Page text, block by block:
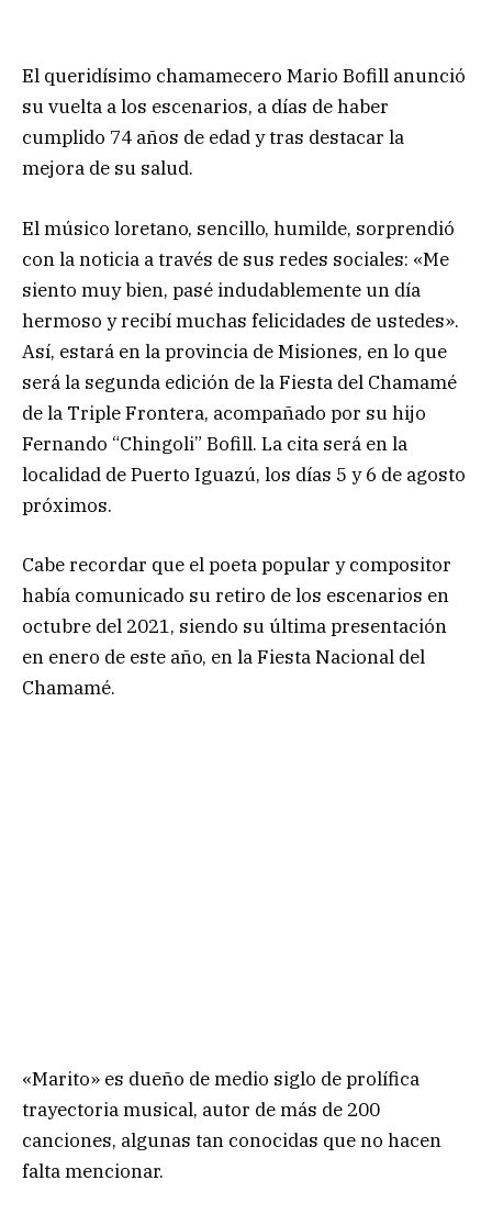
El queridísimo chamamecero Mario Bofill anunció
su vuelta a los escenarios, a días de haber
cumplido 74 años de edad y tras destacar la
mejora de su salud.
El músico loretano, sencillo, humilde, sorprendió
con la noticia a través de sus redes sociales: «Me
siento muy bien, pasé indudablemente un día
hermoso y recibí muchas felicidades de ustedes».
Así, estará en la provincia de Misiones, en lo que
será la segunda edición de la Fiesta del Chamamé
de la Triple Frontera, acompañado por su hijo
Fernando “Chingoli” Bofill. La cita será en la
localidad de Puerto Iguazú, los días 5 y 6 de agosto
próximos.
Cabe recordar que el poeta popular y compositor
había comunicado su retiro de los escenarios en
octubre del 2021, siendo su última presentación
en enero de este año, en la Fiesta Nacional del
Chamamé.
«Marito» es dueño de medio siglo de prolífica
trayectoria musical, autor de más de 200
canciones, algunas tan conocidas que no hacen
falta mencionar.